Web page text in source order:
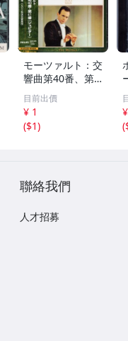
モーツァルト：交
響曲第40番、第4
1番「ジュピタ
ー」 ロリン・マ
ゼール PHILIPS 2
21
目前出價
¥ 1
($1)
(
聯絡我們
人才招募